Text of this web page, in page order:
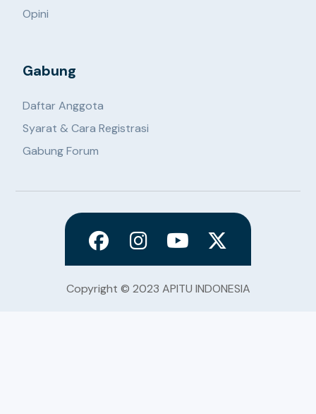
Opini
Gabung
Daftar Anggota
Syarat & Cara Registrasi
Gabung Forum
Copyright © 2023 APITU INDONESIA